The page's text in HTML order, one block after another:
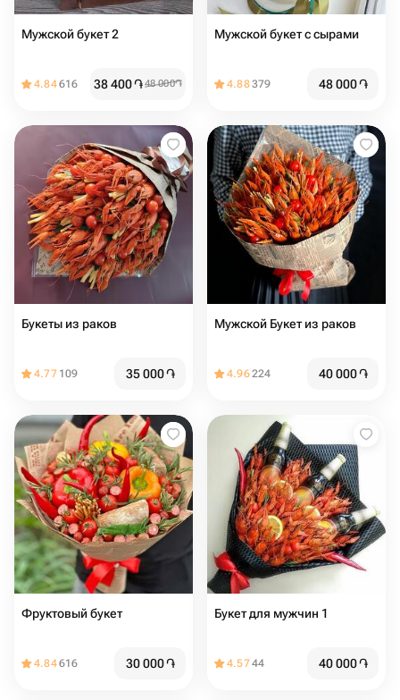
Мужской букет 2
4.84616 38 400֏48 000֏
Мужской букет с сырами
4.88379 48 000֏
Букеты из раков
4.77 109 35 000֏
Мужской Букет из раков
4.96224 40 000֏
Фруктовый букет
4.84616 30 000֏
Букет для мужчин 1
4.5744 40 000֏